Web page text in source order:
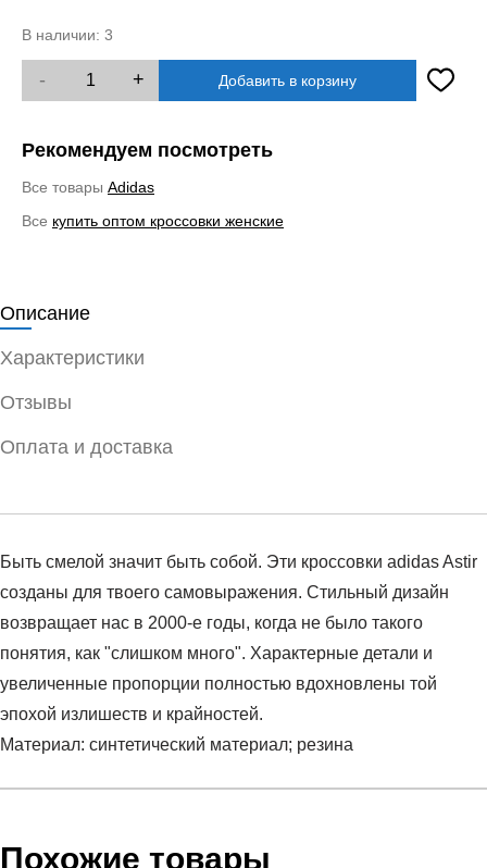
В наличии: 3
- + Добавить в корзину
Рекомендуем посмотреть
Все товары Adidas
Все купить оптом кроссовки женские
Описание
Характеристики
Отзывы
Оплата и доставка
Быть смелой значит быть собой. Эти кроссовки adidas Astir
созданы для твоего самовыражения. Стильный дизайн
возвращает нас в 2000-е годы, когда не было такого
понятия, как "слишком много". Характерные детали и
увеличенные пропорции полностью вдохновлены той
эпохой излишеств и крайностей.
Материал: синтетический материал; резина
Пол:женский
Инструкция по оплате есть в самом конце счета, который
Похожие товары